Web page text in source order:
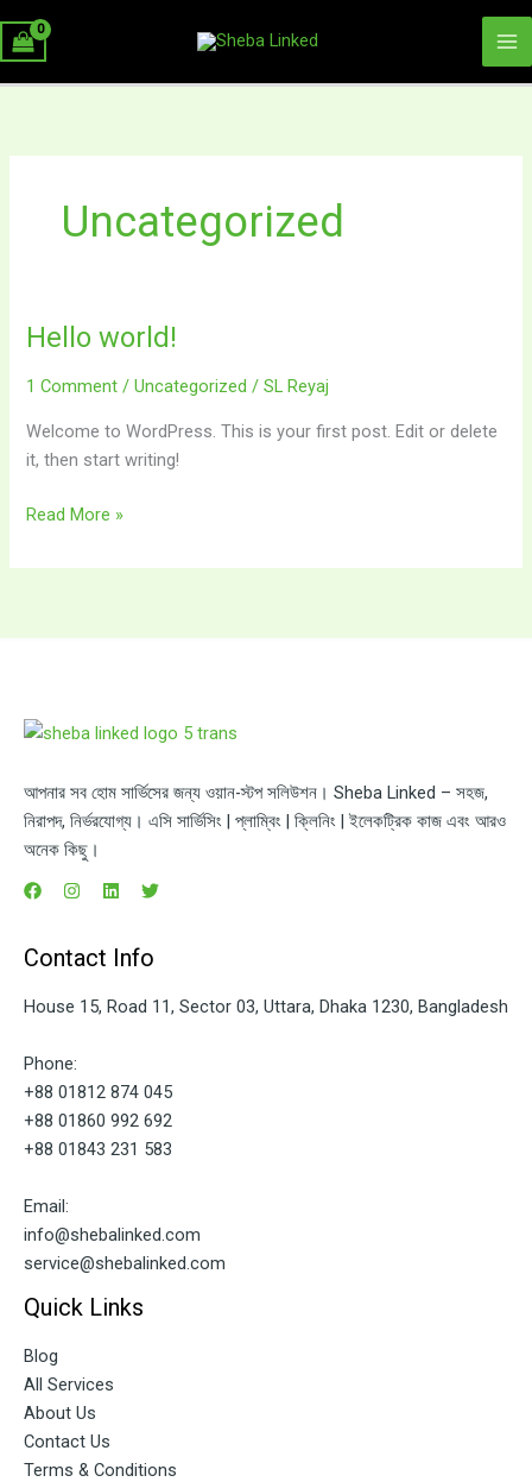
to
Uncategorized
Hello world!
1 Comment /Uncategorized /SL Reyaj
Welcome to WordPress. This is your first post. Edit or delete
it, then start writing!
Hello
Read More »
আপনার সব হোম সার্ভিসের জন্য ওয়ান-স্টপ সলিউশন। Sheba Linked – সহজ,
নিরাপদ, নির্ভরযোগ্য। এসি সার্ভিসিং | প্লাম্বিং | ক্লিনিং | ইলেকট্রিক কাজ এবং আরও
অনেক কিছু।
Contact Info
House 15, Road 11, Sector 03, Uttara, Dhaka 1230, Bangladesh
Phone:
+88 01812 874 045
+88 01860 992 692
+88 01843 231 583
Email:
info@shebalinked.com
service@shebalinked.com
Quick Links
Blog
All Services
About Us
Contact Us
Terms & Conditions